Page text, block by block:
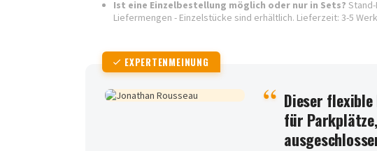
Ist eine Einzelbestellung möglich oder nur in Sets?
Liefermengen - Einzelstücke sind erhältlich. Lieferzeit: 3-5
EXPERTENMEINUNG
Dieser
für